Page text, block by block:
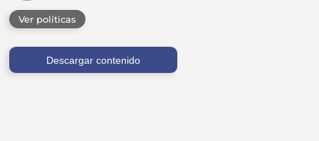
Ver políticas
Descargar contenido